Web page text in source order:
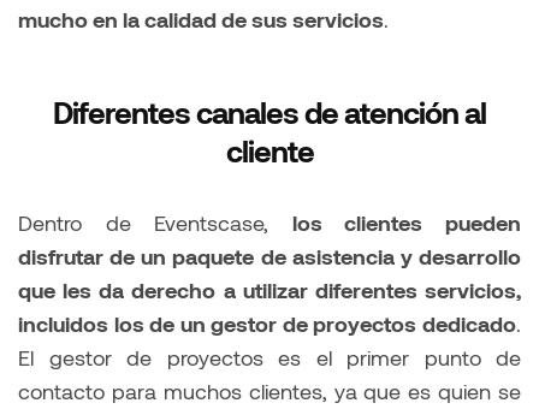
mucho en la calidad de sus servicios.
Diferentes canales de atención al
cliente
Dentro de Eventscase, los clientes pueden
disfrutar de un paquete de asistencia y desarrollo
que les da derecho a utilizar diferentes servicios,
incluidos los de un gestor de proyectos dedicado.
El gestor de proyectos es el primer punto de
contacto para muchos clientes, ya que es quien se